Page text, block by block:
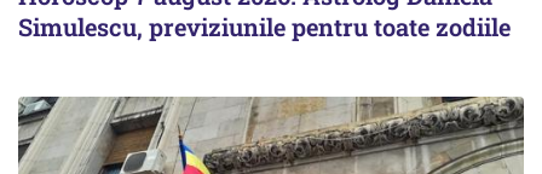
Simulescu, previziunile pentru toate zodiile